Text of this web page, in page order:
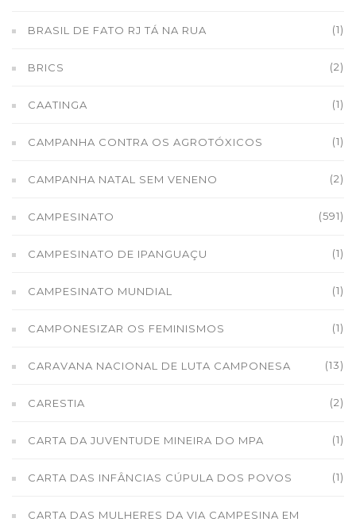
BRASIL DE FATO RJ TÁ NA RUA (1)
BRICS (2)
CAATINGA (1)
CAMPANHA CONTRA OS AGROTÓXICOS (1)
CAMPANHA NATAL SEM VENENO (2)
CAMPESINATO (591)
CAMPESINATO DE IPANGUAÇU (1)
CAMPESINATO MUNDIAL (1)
CAMPONESIZAR OS FEMINISMOS (1)
CARAVANA NACIONAL DE LUTA CAMPONESA (13)
CARESTIA (2)
CARTA DA JUVENTUDE MINEIRA DO MPA (1)
CARTA DAS INFÂNCIAS CÚPULA DOS POVOS (1)
CARTA DAS MULHERES DA VIA CAMPESINA EM